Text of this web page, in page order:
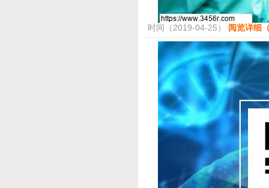
时间（2019-04-25） 阅览详细